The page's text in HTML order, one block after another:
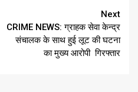
Next
CRIME NEWS: ग्राहक सेवा केन्द्र
संचालक के साथ हुई लूट की घटना
का मुख्य आरोपी गिरफ्तार